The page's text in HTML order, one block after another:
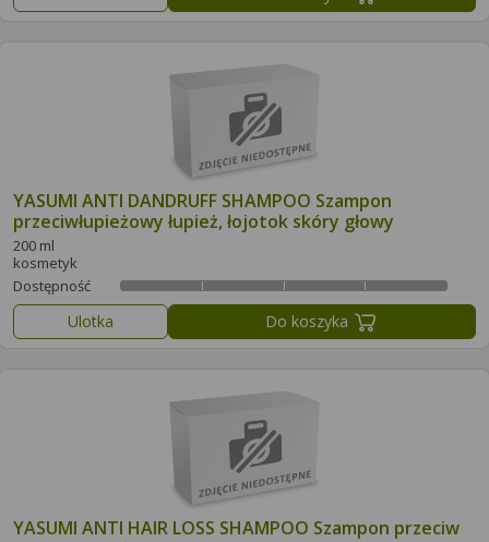
YASUMI ANTI DANDRUFF SHAMPOO Szampon
przeciwłupieżowy łupież, łojotok skóry głowy
200 ml
kosmetyk
Dostępność
Ulotka Do koszyka
YASUMI ANTI HAIR LOSS SHAMPOO Szampon przeciw